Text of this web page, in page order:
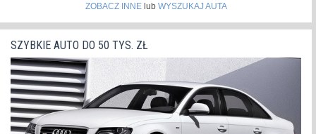
ZOBACZ INNElub WYSZUKAJ AUTA
SZYBKIE AUTO DO 50 TYS. ZŁ